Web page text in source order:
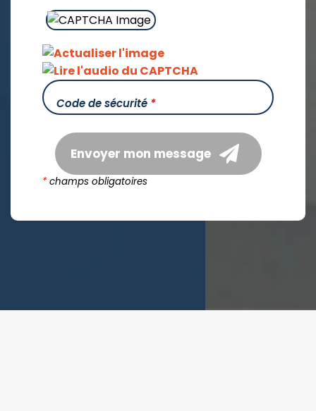
Code de sécurité *
Envoyer mon message
*champs obligatoires